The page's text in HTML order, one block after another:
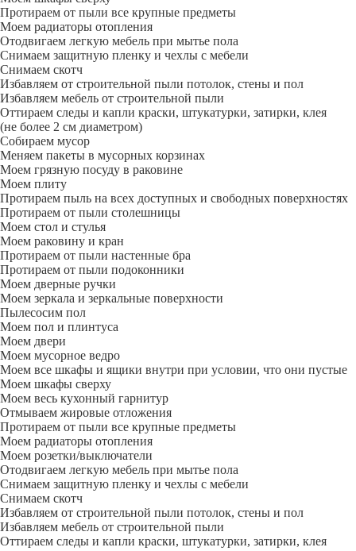
Протираем от пыли все крупные предметы
Моем радиаторы отопления
Отодвигаем легкую мебель при мытье пола
Снимаем защитную пленку и чехлы с мебели
Снимаем скотч
Избавляем от строительной пыли потолок, стены и пол
Избавляем мебель от строительной пыли
Оттираем следы и капли краски, штукатурки, затирки, клея
(не более 2 см диаметром)
Собираем мусор
Меняем пакеты в мусорных корзинах
Моем грязную посуду в раковине
Моем плиту
Протираем пыль на всех доступных и свободных поверхностях
Протираем от пыли столешницы
Моем стол и стулья
Моем раковину и кран
Протираем от пыли настенные бра
Протираем от пыли подоконники
Моем дверные ручки
Моем зеркала и зеркальные поверхности
Пылесосим пол
Моем пол и плинтуса
Моем двери
Моем мусорное ведро
Моем все шкафы и ящики внутри при условии, что они пустые
Моем шкафы сверху
Моем весь кухонный гарнитур
Отмываем жировые отложения
Протираем от пыли все крупные предметы
Моем радиаторы отопления
Моем розетки/выключатели
Отодвигаем легкую мебель при мытье пола
Снимаем защитную пленку и чехлы с мебели
Снимаем скотч
Избавляем от строительной пыли потолок, стены и пол
Избавляем мебель от строительной пыли
Оттираем следы и капли краски, штукатурки, затирки, клея